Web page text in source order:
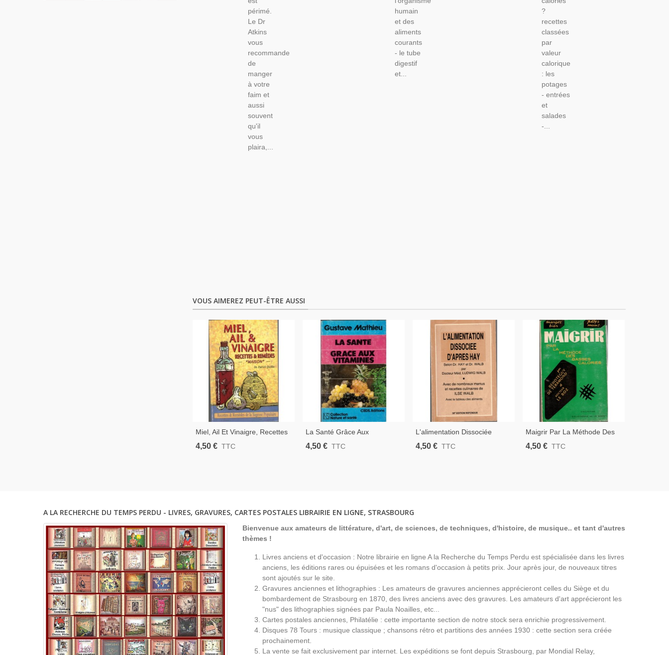
périmé.
Le Dr
Atkins
vous
recommande
de
manger
à votre
faim et
aussi
souvent
qu'il
vous
plaira,...
humain
et des
aliments
courants
- le tube
digestif
et...
?
recettes
classées
par
valeur
calorique
: les
potages
- entrées
et
salades
-...
VOUS AIMEREZ PEUT-ÊTRE AUSSI
Miel, Ail Et Vinaigre, Recettes
Et Remèdes Maison, Quillin
4,50 € TTC
La Santé Grâce Aux
Vitamines, Gustave Mathieu,
4,50 € TTC
L'alimentation Dissociée
D'après Hay, Hay Et Walb,
4,50 € TTC
Maigrir Par La Méthode Des
Basses Calories, Behoteguy
4,50 € TTC
A LA RECHERCHE DU TEMPS PERDU - LIVRES, GRAVURES, CARTES POSTALES LIBRAIRIE EN LIGNE, STRASBOURG
Bienvenue aux amateurs de littérature, d'art, de sciences, de techniques, d'histoire, de musique.. et tant d'autres
thèmes !
Livres anciens et d'occasion : Notre librairie en ligne A la Recherche du Temps Perdu est spécialisée dans les livres
anciens, les éditions rares ou épuisées et les romans d'occasion à petits prix. Jour après jour, de nouveaux titres
sont ajoutés sur le site.
Gravures anciennes et lithographies : Les amateurs de gravures anciennes apprécieront celles du Siège et du
bombardement de Strasbourg en 1870, des livres anciens avec des gravures. Les amateurs d'art apprécieront les
"nus" des lithographies signées par Paula Noailles, etc...
Cartes postales anciennes, Philatélie : cette importante section de notre stock sera enrichie progressivement.
Disques 78 Tours : musique classique ; chansons rétro et partitions des années 1930 : cette section sera créée
prochainement.
La vente se fait exclusivement par internet. Les expéditions se font depuis Strasbourg, par Mondial Relay,